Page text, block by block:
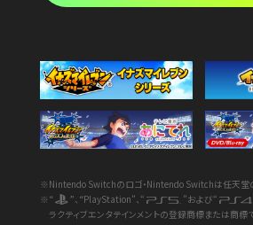
※Nintendo Switchのロゴ・Nintendo Switchは任天堂
※“
”、“PlayStation”、“ ”および“
ラクティブエンタテインメントの登録商標または商標で